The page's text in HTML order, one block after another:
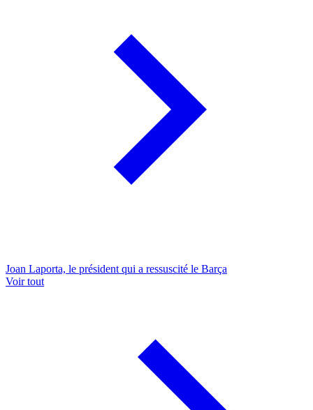
Joan Laporta, le président qui a ressuscité le Barça
Voir tout